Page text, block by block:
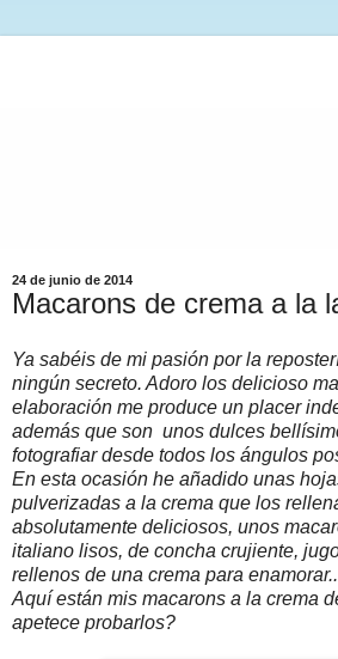
24 de junio de 2014
Macarons de crema a la
Ya sabéis de mi pasión por la
ningún secreto. Adoro los delicioso
elaboración me produce un placer
además que son unos dulces
fotografiar desde todos los ángulos
En esta ocasión he añadido unas
pulverizadas a la crema que los
absolutamente deliciosos, unos
italiano lisos, de concha crujiente,
rellenos de una crema para
Aquí están mis macarons a la crema
apetece probarlos?